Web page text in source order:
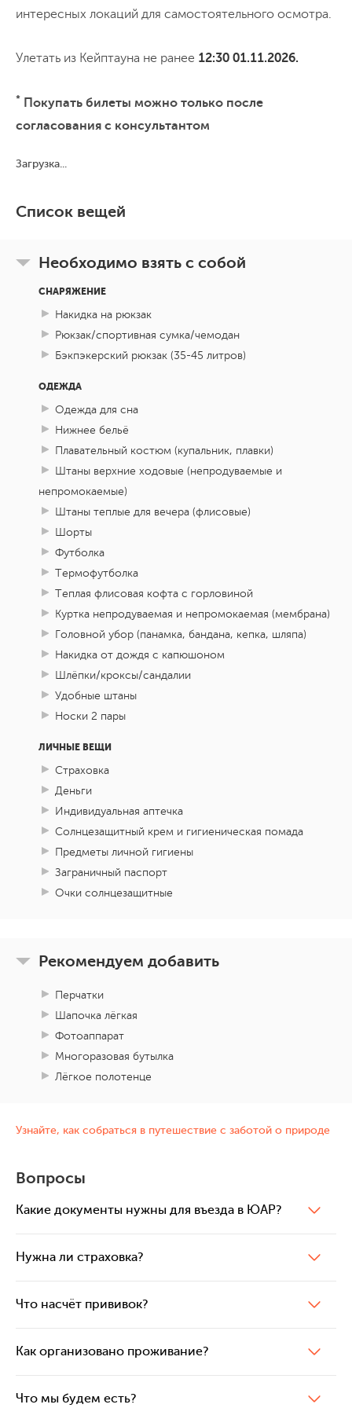
интересных локаций для самостоятельного осмотра.
Улетать из Кейптауна не ранее 12:30 01.11.2026.
* Покупать билеты можно только после
согласования с консультантом
Загрузка...
Список вещей
Необходимо взять с собой
СНАРЯЖЕНИЕ
Накидка на рюкзак
Рюкзак/спортивная сумка/чемодан
Бэкпэкерский рюкзак (35-45 литров)
ОДЕЖДА
Одежда для сна
Нижнее бельё
Плавательный костюм (купальник, плавки)
Штаны верхние ходовые (непродуваемые и
непромокаемые)
Штаны теплые для вечера (флисовые)
Шорты
Футболка
Термофутболка
Теплая флисовая кофта с горловиной
Куртка непродуваемая и непромокаемая (мембрана)
Головной убор (панамка, бандана, кепка, шляпа)
Накидка от дождя с капюшоном
Шлёпки/кроксы/сандалии
Удобные штаны
Носки 2 пары
ЛИЧНЫЕ ВЕЩИ
Страховка
Деньги
Индивидуальная аптечка
Солнцезащитный крем и гигиеническая помада
Предметы личной гигиены
Заграничный паспорт
Очки солнцезащитные
Рекомендуем добавить
Перчатки
Шапочка лёгкая
Фотоаппарат
Многоразовая бутылка
Лёгкое полотенце
Узнайте, как собраться в путешествие с заботой о природе
Вопросы
Какие документы нужны для въезда в ЮАР?
Нужна ли страховка?
Что насчёт прививок?
Как организовано проживание?
Что мы будем есть?